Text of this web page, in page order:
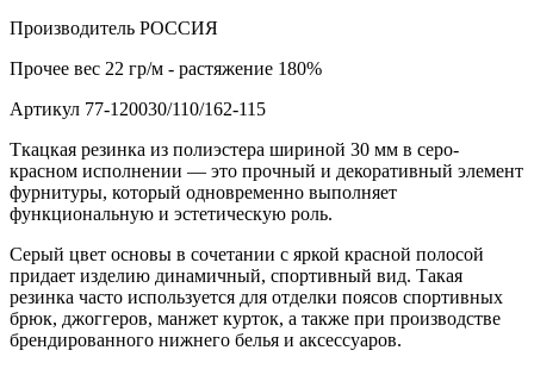
Производитель РОССИЯ
Прочее вес 22 гр/м - растяжение 180%
Артикул 77-120030/110/162-115
Ткацкая резинка из полиэстера шириной 30 мм в серо-
красном исполнении — это прочный и декоративный элемент
фурнитуры, который одновременно выполняет
функциональную и эстетическую роль.
Серый цвет основы в сочетании с яркой красной полосой
придает изделию динамичный, спортивный вид. Такая
резинка часто используется для отделки поясов спортивных
брюк, джоггеров, манжет курток, а также при производстве
брендированного нижнего белья и аксессуаров.